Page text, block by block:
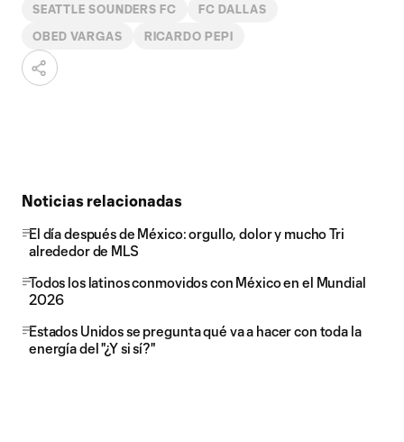
SEATTLE SOUNDERS FC FC DALLAS
OBED VARGAS RICARDO PEPI
Noticias relacionadas
El día después de México: orgullo, dolor y mucho Tri
alrededor de MLS
Todos los latinos conmovidos con México en el Mundial
2026
Estados Unidos se pregunta qué va a hacer con toda la
energía del "¿Y si sí?"